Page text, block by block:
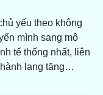
yếu theo không
mình sang mô
tế thống nhất, liên
lang tăng